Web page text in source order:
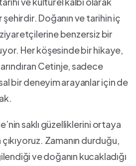
Doğanın ve tarihin iç
benzersiz bir
Her köşesinde bir​ hikaye,
Cetinje, ⁢sadece
bir⁢ deneyim⁤ arayanlar için de
saklı ⁣güzelliklerini ortaya⁤
Zamanın durduğu,
ve doğanın kucakladığı